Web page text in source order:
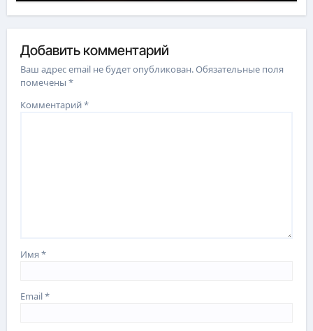
Добавить комментарий
Ваш адрес email не будет опубликован.Обязательные поля
помечены*
Комментарий*
Имя*
Email*